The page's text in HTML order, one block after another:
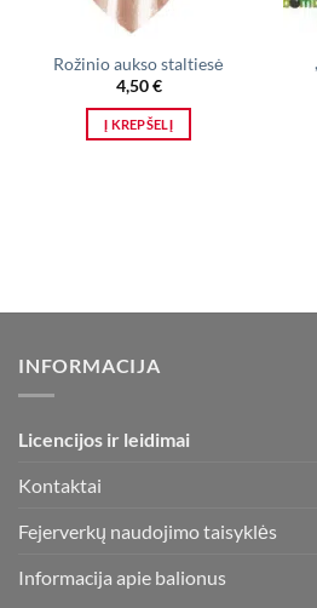
Rožinio aukso staltiesė
4,50€
Į KREPŠELĮ
INFORMACIJA
Licencijos ir leidimai
Kontaktai
Fejerverkų naudojimo taisyklės
Informacija apie balionus